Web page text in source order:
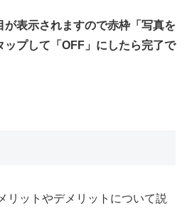
が表示されますので赤枠「写真を
ップして「OFF」にしたら完了で
リットやデメリットについて説